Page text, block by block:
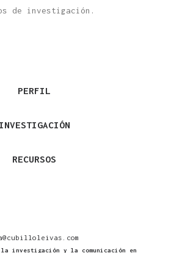
de investigación.
PERFIL
INVESTIGACIÓN
RECURSOS
la investigación y la comunicación en